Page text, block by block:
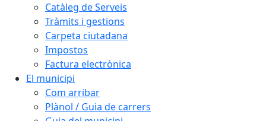
Catàleg de Serveis
Tràmits i gestions
Carpeta ciutadana
Impostos
Factura electrònica
El municipi
Com arribar
Plànol / Guia de carrers